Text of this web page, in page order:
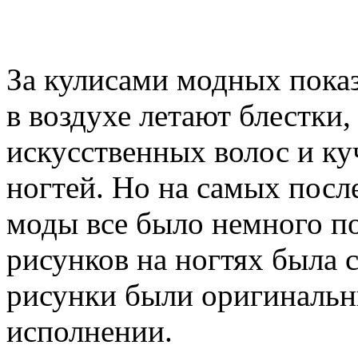
За кулисами модных
в воздухе летают
искусственных волос и
ногтей. Но на самых
моды все было немного
рисунков на ногтях была
рисунки были
исполнении.